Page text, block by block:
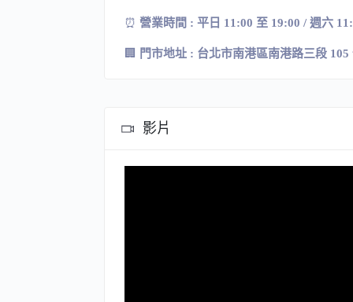
⏰ 營業時間 : 平日 11:00 至 19:00 / 週六
🏢 門市地址 : 台北市南港區南港路三段 105
影片